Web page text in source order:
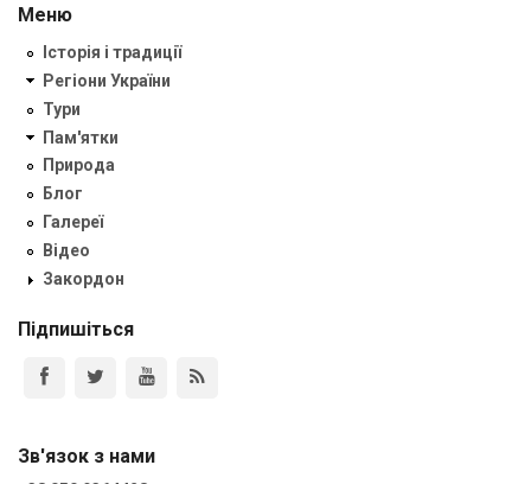
Меню
Історія і традиції
Регіони України
Тури
Пам'ятки
Природа
Блог
Галереї
Відео
Закордон
Підпишіться
Зв'язок з нами